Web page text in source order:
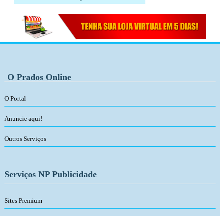
O Prados Online
O Portal
Anuncie aqui!
Outros Serviços
Serviços NP Publicidade
Sites Premium